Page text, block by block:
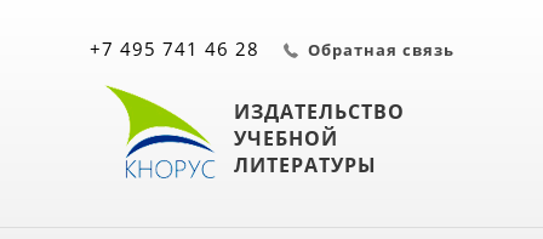
ИЗДАТЕЛЬСТВО
УЧЕБНОЙ
ЛИТЕРАТУРЫ
+7 495 741 46 28 Обратная связь